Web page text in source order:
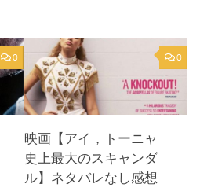
0 0
映画【アイ，トーニャ
史上最大のスキャンダ
ル】ネタバレなし感想